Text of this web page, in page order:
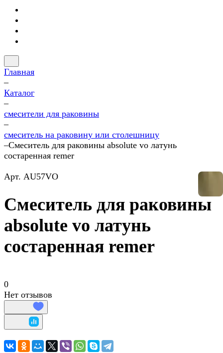
Главная
–
Каталог
–
смесители для раковины
–
смеситель на раковину или столешницу
–Смеситель для раковины absolute vo латунь
состаренная remer
Арт. AU57VO
Смеситель для раковины
absolute vo латунь
состаренная remer
0
Нет отзывов